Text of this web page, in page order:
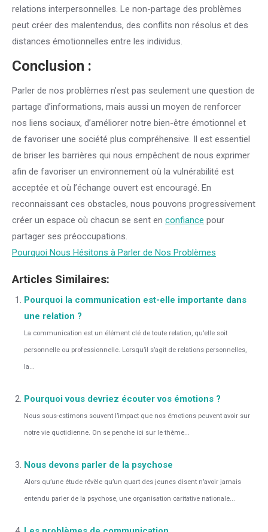
relations interpersonnelles. Le non-partage des problèmes
peut créer des malentendus, des conflits non résolus et des
distances émotionnelles entre les individus.
Conclusion :
Parler de nos problèmes n’est pas seulement une question de
partage d’informations, mais aussi un moyen de renforcer
nos liens sociaux, d’améliorer notre bien-être émotionnel et
de favoriser une société plus compréhensive. Il est essentiel
de briser les barrières qui nous empêchent de nous exprimer
afin de favoriser un environnement où la vulnérabilité est
acceptée et où l’échange ouvert est encouragé. En
reconnaissant ces obstacles, nous pouvons progressivement
créer un espace où chacun se sent en confiance pour
partager ses préoccupations.
Pourquoi Nous Hésitons à Parler de Nos Problèmes
Articles Similaires:
Pourquoi la communication est-elle importante dans
une relation ?
La communication est un élément clé de toute relation, qu’elle soit
personnelle ou professionnelle. Lorsqu’il s’agit de relations personnelles,
la...
Pourquoi vous devriez écouter vos émotions ?
Nous sous-estimons souvent l’impact que nos émotions peuvent avoir sur
notre vie quotidienne. On se penche ici sur le thème...
Nous devons parler de la psychose
Alors qu’une étude révèle qu’un quart des jeunes disent n’avoir jamais
entendu parler de la psychose, une organisation caritative nationale...